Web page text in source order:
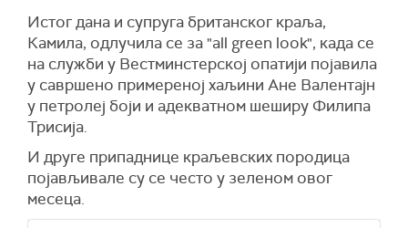
Истог дана и супруга британског краља,
Камила, одлучила се за "all green look", када се
на служби у Вестминстерској опатији појавила
у савршено примереној хаљини Ане Валентајн
у петролеј боји и адекватном шеширу Филипа
Трисија.
И друге припаднице краљевских породица
појављивале су се често у зеленом овог
месеца.